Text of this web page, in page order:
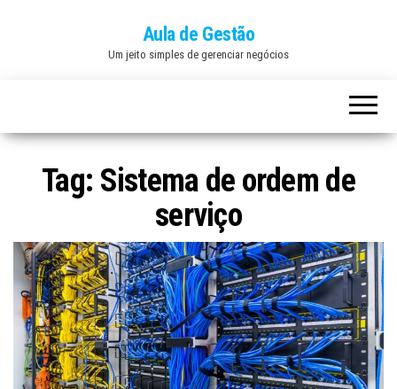
Aula de Gestão
Um jeito simples de gerenciar negócios
Tag: Sistema de ordem de
serviço